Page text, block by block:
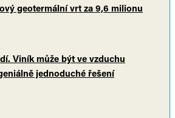
geotermální vrt za 9,6 milionu
Viník může být ve vzduchu
jednoduché řešení